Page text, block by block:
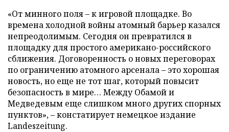
«От минного поля – к игровой площадке. Во
времена холодной войны атомный барьер казался
непреодолимым. Сегодня он превратился в
площадку для простого американо-российского
сближения. Договоренность о новых переговорах
по ограничению атомного арсенала – это хорошая
новость, но еще не тот шаг, который повысит
безопасность в мире… Между Обамой и
Медведевым еще слишком много других спорных
пунктов», – констатирует немецкое издание
Landeszeitung.